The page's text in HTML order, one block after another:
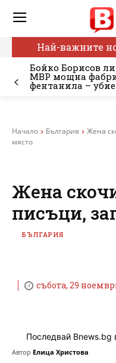
Най-важните
Бойко Борисов
МВР мощна
фентанила –
Начало България
Жена
място
Жена
писъци,
БЪЛГАРИЯ
събота, 29
Последвай Bnews.bg
Автор Елица Христова